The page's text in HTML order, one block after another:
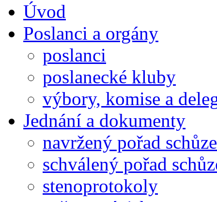
Úvod
Poslanci a orgány
poslanci
poslanecké kluby
výbory, komise a
Jednání a dokumenty
navržený pořad schůze
schválený pořad
stenoprotokoly